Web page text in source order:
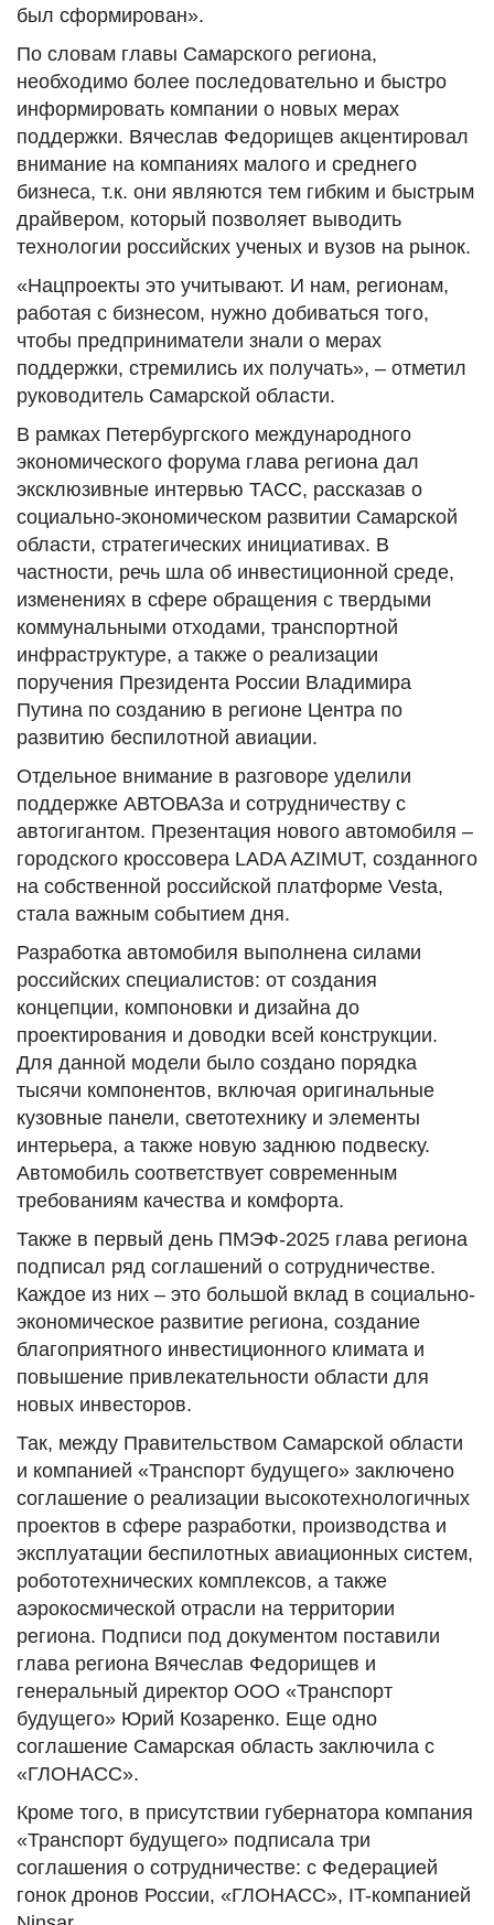
был сформирован».
По словам главы Самарского региона,
необходимо более последовательно и быстро
информировать компании о новых мерах
поддержки. Вячеслав Федорищев акцентировал
внимание на компаниях малого и среднего
бизнеса, т.к. они являются тем гибким и быстрым
драйвером, который позволяет выводить
технологии российских ученых и вузов на рынок.
«Нацпроекты это учитывают. И нам, регионам,
работая с бизнесом, нужно добиваться того,
чтобы предприниматели знали о мерах
поддержки, стремились их получать», – отметил
руководитель Самарской области.
В рамках Петербургского международного
экономического форума глава региона дал
эксклюзивные интервью ТАСС, рассказав о
социально-экономическом развитии Самарской
области, стратегических инициативах. В
частности, речь шла об инвестиционной среде,
изменениях в сфере обращения с твердыми
коммунальными отходами, транспортной
инфраструктуре, а также о реализации
поручения Президента России Владимира
Путина по созданию в регионе Центра по
развитию беспилотной авиации.
Отдельное внимание в разговоре уделили
поддержке АВТОВАЗа и сотрудничеству с
автогигантом. Презентация нового автомобиля –
городского кроссовера LADA AZIMUT, созданного
на собственной российской платформе Vesta,
стала важным событием дня.
Разработка автомобиля выполнена силами
российских специалистов: от создания
концепции, компоновки и дизайна до
проектирования и доводки всей конструкции.
Для данной модели было создано порядка
тысячи компонентов, включая оригинальные
кузовные панели, светотехнику и элементы
интерьера, а также новую заднюю подвеску.
Автомобиль соответствует современным
требованиям качества и комфорта.
Также в первый день ПМЭФ-2025 глава региона
подписал ряд соглашений о сотрудничестве.
Каждое из них – это большой вклад в социально-
экономическое развитие региона, создание
благоприятного инвестиционного климата и
повышение привлекательности области для
новых инвесторов.
Так, между Правительством Самарской области
и компанией «Транспорт будущего» заключено
соглашение о реализации высокотехнологичных
проектов в сфере разработки, производства и
эксплуатации беспилотных авиационных систем,
робототехнических комплексов, а также
аэрокосмической отрасли на территории
региона. Подписи под документом поставили
глава региона Вячеслав Федорищев и
генеральный директор ООО «Транспорт
будущего» Юрий Козаренко. Еще одно
соглашение Самарская область заключила с
«ГЛОНАСС».
Кроме того, в присутствии губернатора компания
«Транспорт будущего» подписала три
соглашения о сотрудничестве: с Федерацией
гонок дронов России, «ГЛОНАСС», IT-компанией